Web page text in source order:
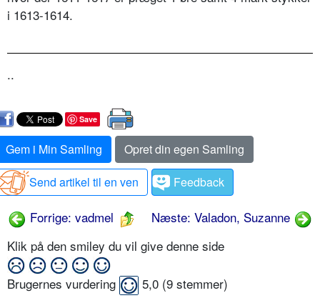
i 1613-1614.
..
Save
Gem i Min Samling
Opret din egen Samling
Send artikel til en ven
Feedback
Forrige: vadmel
Næste: Valadon, Suzanne
Klik på den smiley du vil give denne side
Brugernes vurdering 5,0 (9 stemmer)